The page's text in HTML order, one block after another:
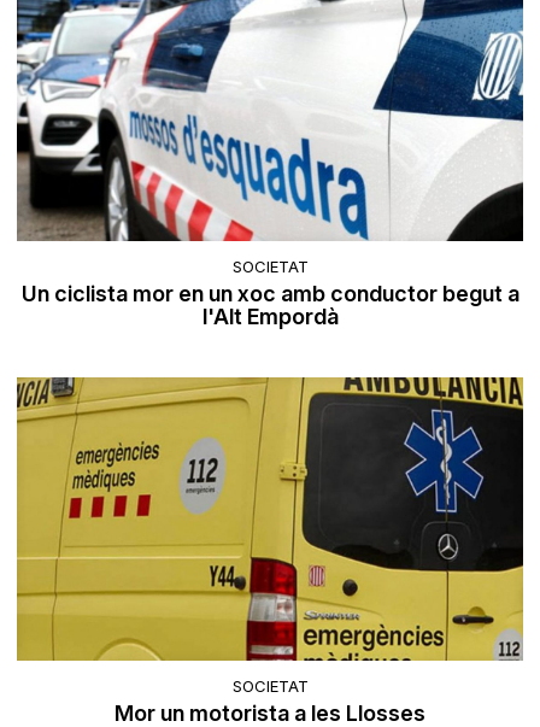
SOCIETAT
Un ciclista mor en un xoc amb conductor begut a
l'Alt Empordà
SOCIETAT
Mor un motorista a les Llosses